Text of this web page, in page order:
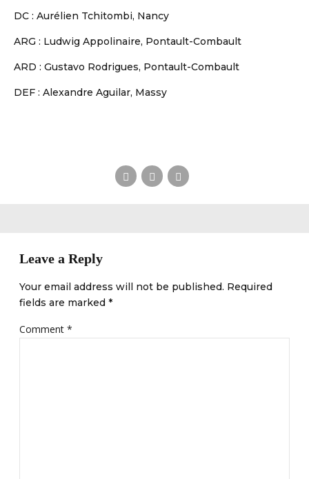
DC : Aurélien Tchitombi, Nancy
ARG : Ludwig Appolinaire, Pontault-Combault
ARD : Gustavo Rodrigues, Pontault-Combault
DEF : Alexandre Aguilar, Massy
Leave a Reply
Your email address will not be published. Required
fields are marked *
Comment *